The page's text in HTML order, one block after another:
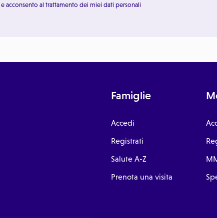
e acconsento al trattamento dei miei dati personali
Famiglie
Accedi
Registrati
Salute A-Z
Prenota una visita